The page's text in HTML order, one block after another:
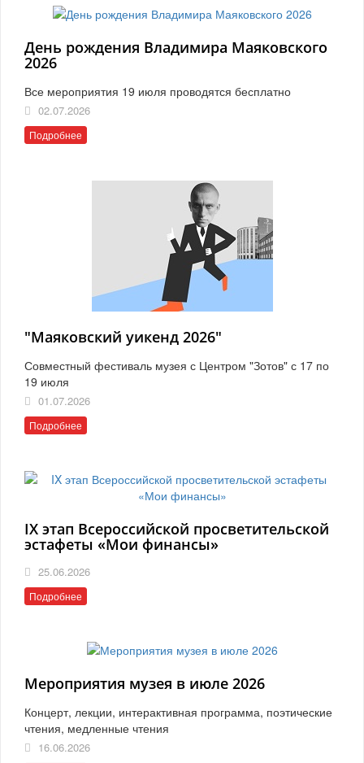
День рождения Владимира Маяковского
2026
Все мероприятия 19 июля проводятся бесплатно
02.07.2026
Подробнее
"Маяковский уикенд 2026"
Совместный фестиваль музея с Центром "Зотов" с 17 по
19 июля
01.07.2026
Подробнее
IX этап Всероссийской просветительской
эстафеты «Мои финансы»
25.06.2026
Подробнее
Мероприятия музея в июле 2026
Концерт, лекции, интерактивная программа, поэтические
чтения, медленные чтения
16.06.2026